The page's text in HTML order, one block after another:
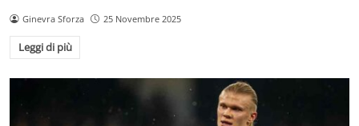
Ginevra Sforza 25 Novembre 2025
Leggi di più